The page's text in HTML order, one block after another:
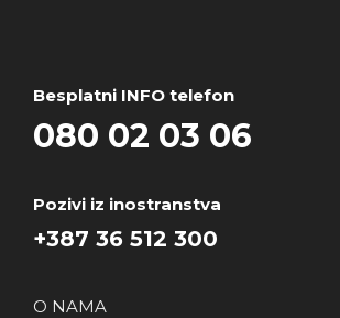
Besplatni INFO telefon
080 02 03 06
Pozivi iz inostranstva
+387 36 512 300
O NAMA